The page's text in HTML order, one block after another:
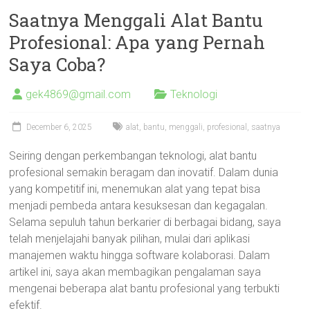
Saatnya Menggali Alat Bantu
Profesional: Apa yang Pernah
Saya Coba?
gek4869@gmail.com Teknologi
December 6, 2025 alat, bantu, menggali, profesional , saatnya
Seiring dengan perkembangan teknologi, alat bantu
profesional semakin beragam dan inovatif. Dalam dunia
yang kompetitif ini, menemukan alat yang tepat bisa
menjadi pembeda antara kesuksesan dan kegagalan.
Selama sepuluh tahun berkarier di berbagai bidang, saya
telah menjelajahi banyak pilihan, mulai dari aplikasi
manajemen waktu hingga software kolaborasi. Dalam
artikel ini, saya akan membagikan pengalaman saya
mengenai beberapa alat bantu profesional yang terbukti
efektif.